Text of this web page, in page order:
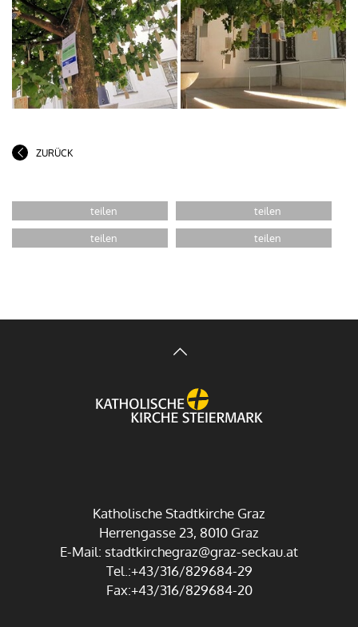
ZURÜCK
Katholische Stadtkirche Graz
Herrengasse 23, 8010 Graz
E-Mail: stadtkirchegraz@graz-seckau.at
Tel.:+43/316/829684-29
Fax:+43/316/829684-20